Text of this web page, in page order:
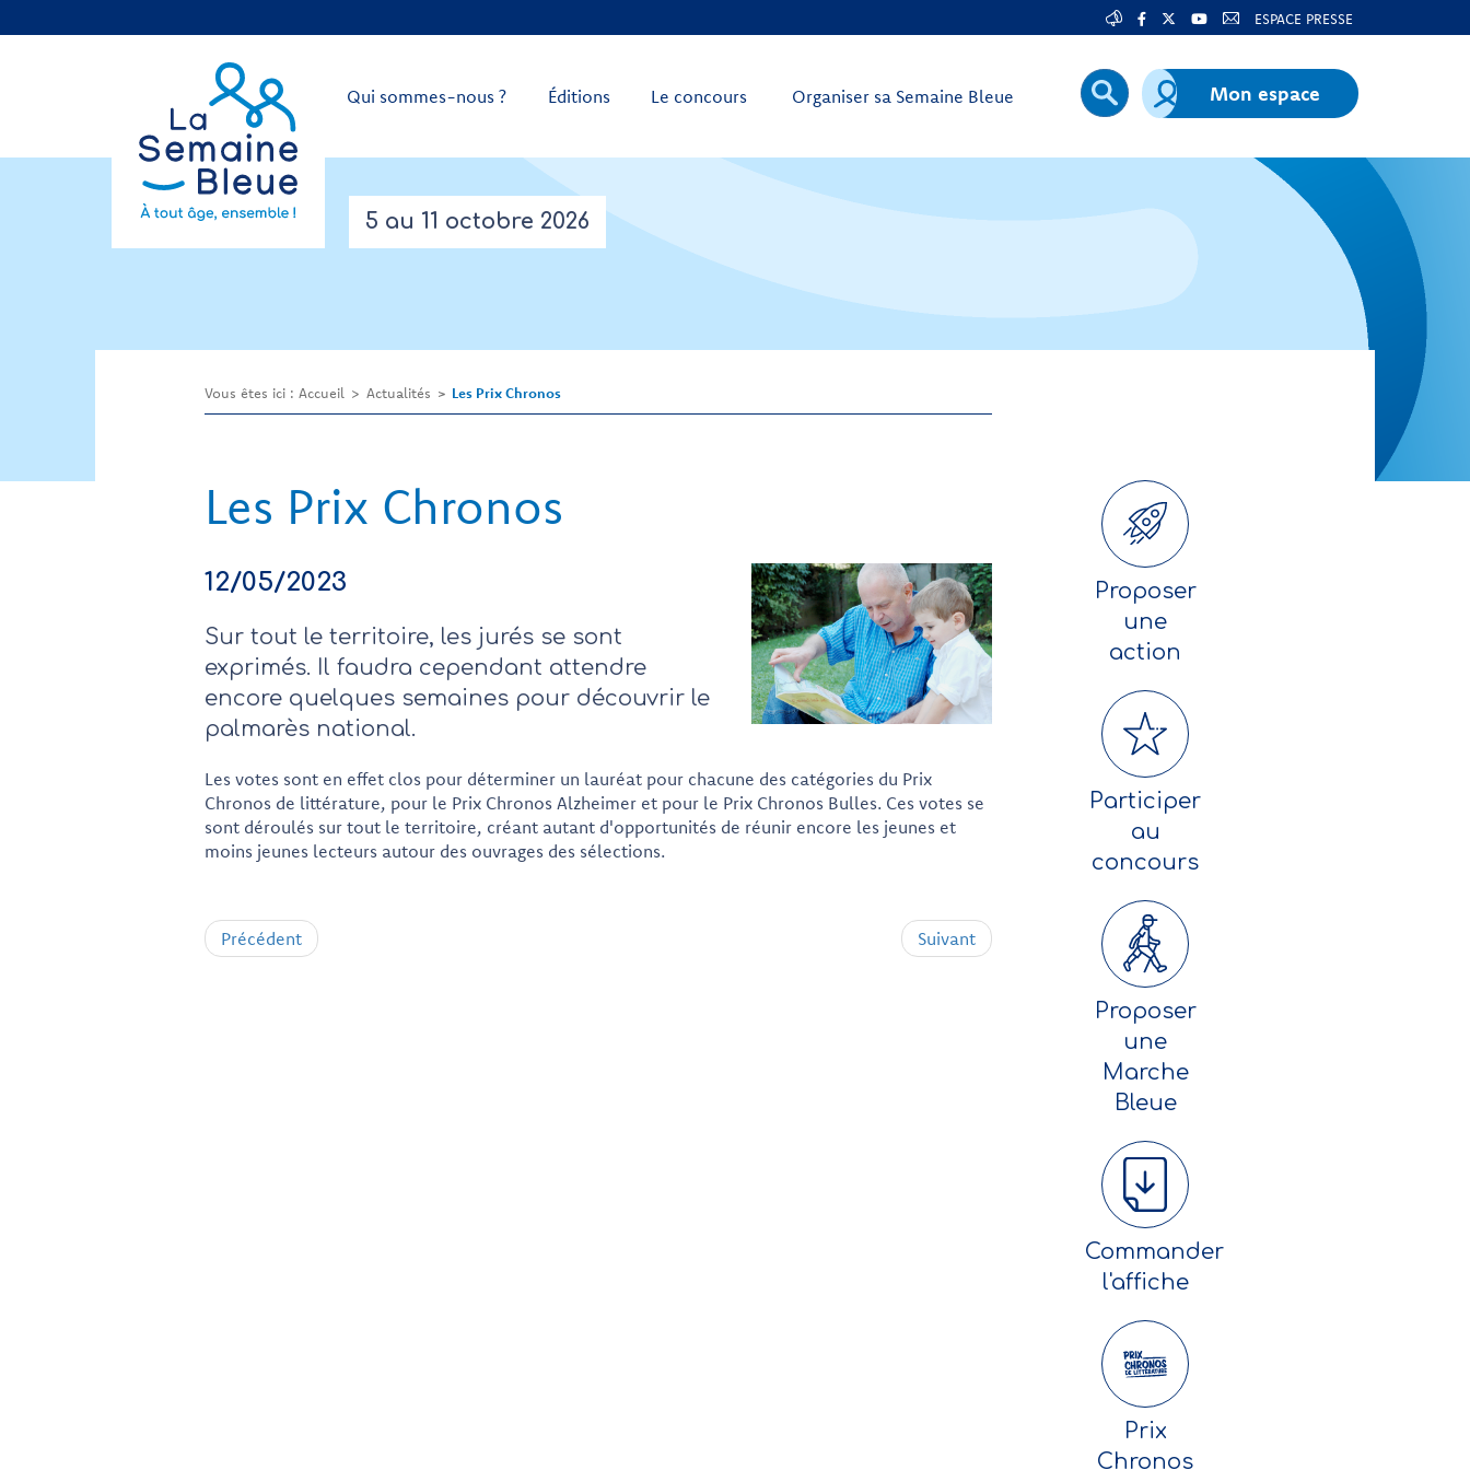
ESPACE PRESSE
Qui sommes-nous ? Éditions Le concours Organiser sa Semaine Bleue Mon espace
5 au 11 octobre 2026
Vous êtes ici : Accueil Actualités Les Prix Chronos
Les Prix Chronos
12/05/2023
Sur tout le territoire, les jurés se sont
exprimés. Il faudra cependant attendre
encore quelques semaines pour découvrir le
palmarès national.
Les votes sont en effet clos pour déterminer un lauréat pour chacune des catégories du Prix
Chronos de littérature, pour le Prix Chronos Alzheimer et pour le Prix Chronos Bulles. Ces votes se
sont déroulés sur tout le territoire, créant autant d'opportunités de réunir encore les jeunes et
moins jeunes lecteurs autour des ouvrages des sélections.
Précédent Suivant
Proposer
une
action
Participer
au
concours
Proposer
une
Marche
Bleue
Commander
l'affiche
Prix
Chronos